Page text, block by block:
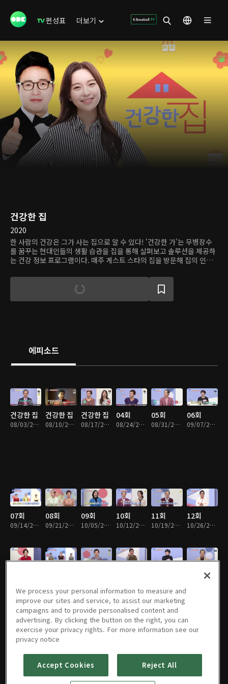
편성표 더보기
건강한 집
2020
한 사람의 건강은 그가 사는 집으로 알 수 있다! '건강한 가'는 무병장수
를 꿈꾸는 현대인들의 생활 습관을 집을 통해 살펴보고 솔루션을 제공하
는 건강 정보 프로그램이다. 매주 게스트 스타의 집을 방문해 집의 인테
수를 매긴다. 분석을 통해 각 부문에서 밝혀진 문제점을 개선하도록 맞춤
에피소드
건강한 집
08/03/2020 • 48분
건강한 집
08/10/2020 • 49분
건강한 집
08/17/2020 • 48분
04회
08/24/2020 • 48분
05회
08/31/2020 • 48분
06회
09/07/2020 • 48분
07회
09/14/2020 • 48분
08회
09/21/2020 • 48분
09회
10/05/2020 • 48분
10회
10/12/2020 • 48분
11회
10/19/2020 • 48분
12회
10/26/2020 • 48분
19회
12/14/2020 • 48분
20회 21회 22회 23회 24회
We process your personal information to measure and
improve our sites and service, to assist our marketing
campaigns and to provide personalised content and
advertising. By clicking the button on the right, you can
exercise your privacy rights. For more information see our
privacy notice
Accept Cookies Reject All